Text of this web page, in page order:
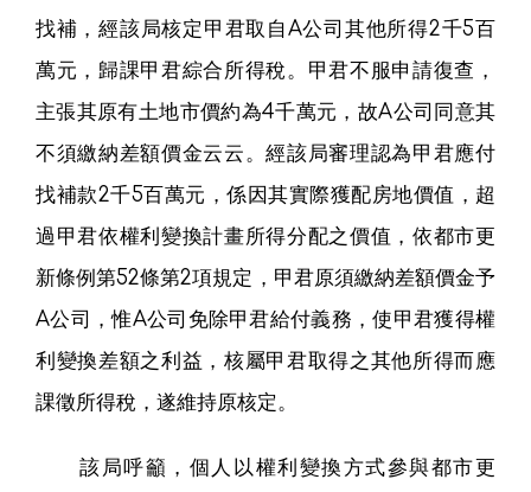
找補，經該局核定甲君取自A公司其他所得2千5百
萬元，歸課甲君綜合所得稅。甲君不服申請復查，
主張其原有土地市價約為4千萬元，故A公司同意其
不須繳納差額價金云云。經該局審理認為甲君應付
找補款2千5百萬元，係因其實際獲配房地價值，超
過甲君依權利變換計畫所得分配之價值，依都市更
新條例第52條第2項規定，甲君原須繳納差額價金予
A公司，惟A公司免除甲君給付義務，使甲君獲得權
利變換差額之利益，核屬甲君取得之其他所得而應
課徵所得稅，遂維持原核定。
該局呼籲，個人以權利變換方式參與都市更